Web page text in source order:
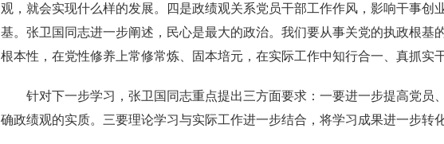
观，就会实现什么样的发展。四是政绩观关系党员干部工作作风，影响干事
基。张卫国同志进一步阐述，民心是最大的政治。我们要从事关党的执政根
根本性，在党性修养上常修常炼、固本培元，在实际工作中知行合一、真抓实
针对下一步学习，张卫国同志重点提出三方面要求：一要进一步提高党
确政绩观的实质。三要理论学习与实际工作进一步结合，将学习成果进一步转